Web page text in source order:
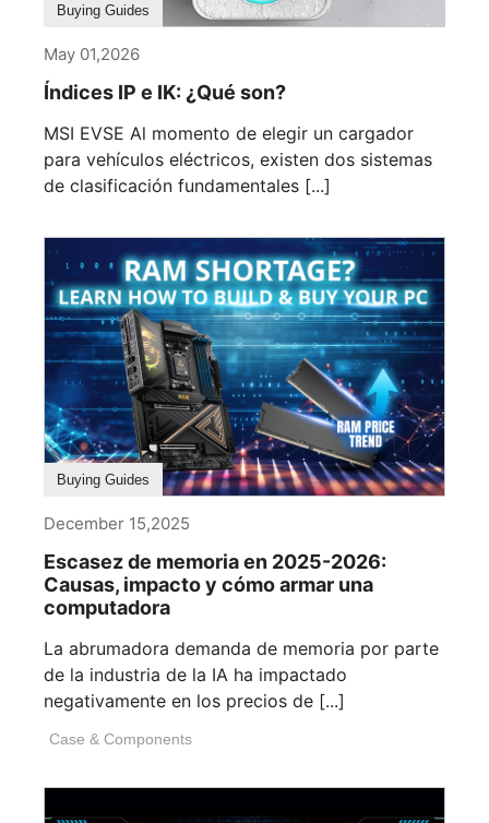
Buying Guides
May 01,2026
Índices IP e IK: ¿Qué son?
MSI EVSE Al momento de elegir un cargador
para vehículos eléctricos, existen dos sistemas
de clasificación fundamentales [...]
Buying Guides
December 15,2025
Escasez de memoria en 2025-2026:
Causas, impacto y cómo armar una
computadora
La abrumadora demanda de memoria por parte
de la industria de la IA ha impactado
negativamente en los precios de [...]
Case & Components